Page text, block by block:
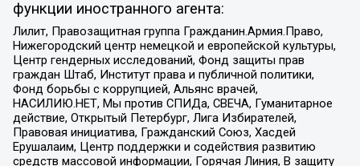
функции иностранного агента:
Лилит, Правозащитная группа Гражданин.Армия.Право,
Нижегородский центр немецкой и европейской культуры,
Центр гендерных исследований, Фонд защиты прав
граждан Штаб, Институт права и публичной политики,
Фонд борьбы с коррупцией, Альянс врачей,
НАСИЛИЮ.НЕТ, Мы против СПИДа, СВЕЧА, Гуманитарное
действие, Открытый Петербург, Лига Избирателей,
Правовая инициатива, Гражданский Союз, Хасдей
Ерушалаим, Центр поддержки и содействия развитию
средств массовой информации, Горячая Линия, В защиту